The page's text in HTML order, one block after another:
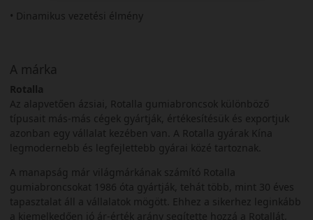
• Dinamikus vezetési élmény
A márka
Rotalla
Az alapvetően ázsiai, Rotalla gumiabroncsok különböző
típusait más-más cégek gyártják, értékesítésük és exportjuk
azonban egy vállalat kezében van. A Rotalla gyárak Kína
legmodernebb és legfejlettebb gyárai közé tartoznak.
A manapság már világmárkának számító Rotalla
gumiabroncsokat 1986 óta gyártják, tehát több, mint 30 éves
tapasztalat áll a vállalatok mögött. Ehhez a sikerhez leginkább
a kiemelkedően jó ár-érték arány segítette hozzá a Rotallát.